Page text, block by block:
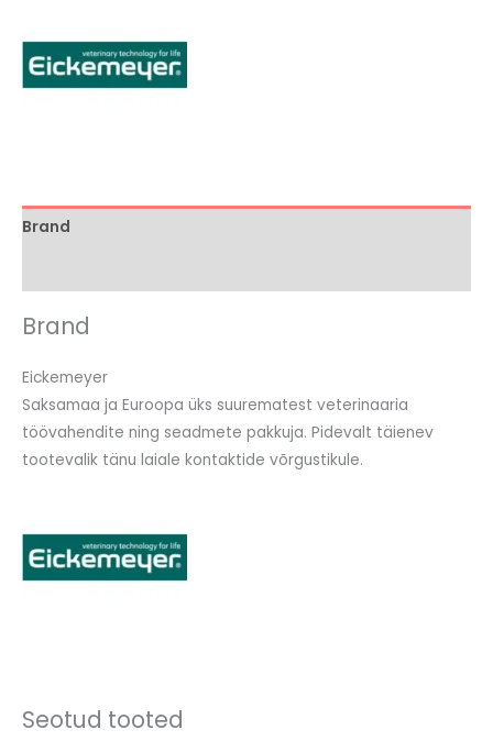
Brand
Brand
Eickemeyer
Saksamaa ja Euroopa üks suurematest veterinaaria
töövahendite ning seadmete pakkuja. Pidevalt täienev
tootevalik tänu laiale kontaktide võrgustikule.
Seotud tooted